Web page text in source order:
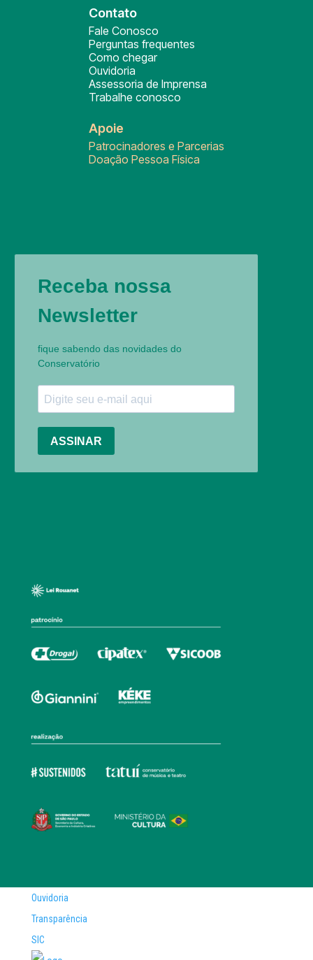
Contato
Fale Conosco
Perguntas frequentes
Como chegar
Ouvidoria
Assessoria de Imprensa
Trabalhe conosco
Apoie
Patrocinadores e Parcerias
Doação Pessoa Física
Ouvidoria
Transparência
SIC